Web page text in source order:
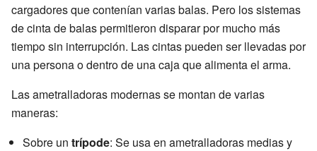
cargadores que contenían varias balas. Pero los sistemas
de cinta de balas permitieron disparar por mucho más
tiempo sin interrupción. Las cintas pueden ser llevadas por
una persona o dentro de una caja que alimenta el arma.
Las ametralladoras modernas se montan de varias
maneras:
Sobre un trípode: Se usa en ametralladoras medias y